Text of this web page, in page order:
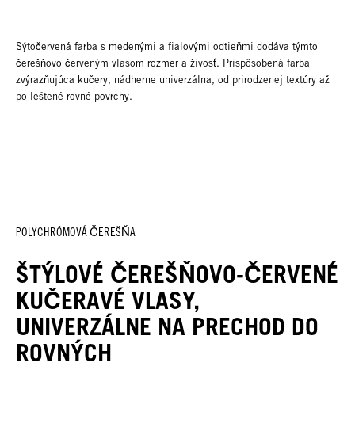
Sýtočervená farba s medenými a fialovými odtieňmi dodáva týmto
čerešňovo červeným vlasom rozmer a živosť. Prispôsobená farba
zvýrazňujúca kučery, nádherne univerzálna, od prirodzenej textúry až
po leštené rovné povrchy.
POLYCHRÓMOVÁ ČEREŠŇA
ŠTÝLOVÉ ČEREŠŇOVO-ČERVENÉ
KUČERAVÉ VLASY,
UNIVERZÁLNE NA PRECHOD DO
ROVNÝCH